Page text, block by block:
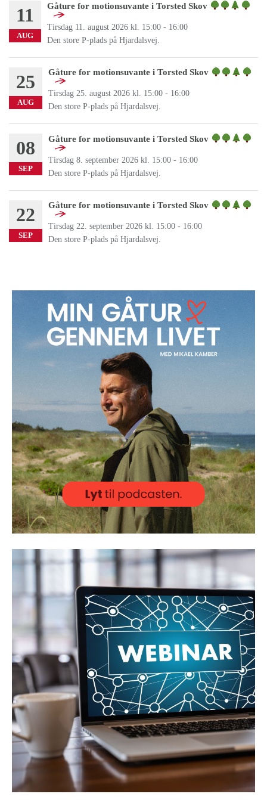
11
AUG
Gåture for motionsuvante i Torsted Skov
Tirsdag 11. august 2026 kl. 15:00 - 16:00
Den store P-plads på Hjardalsvej.
25
AUG
Gåture for motionsuvante i Torsted Skov
Tirsdag 25. august 2026 kl. 15:00 - 16:00
Den store P-plads på Hjardalsvej.
08
SEP
Gåture for motionsuvante i Torsted Skov
Tirsdag 8. september 2026 kl. 15:00 - 16:00
Den store P-plads på Hjardalsvej.
22
SEP
Gåture for motionsuvante i Torsted Skov
Tirsdag 22. september 2026 kl. 15:00 - 16:00
Den store P-plads på Hjardalsvej.